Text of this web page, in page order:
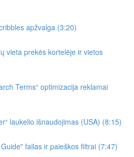
apžvalga (3:20)
vieta prekės kortelėje ir vietos
Terms“ optimizacija reklamai
laukelio išnaudojimas (USA) (8:15)
failas ir paieškos filtrai (7:47)